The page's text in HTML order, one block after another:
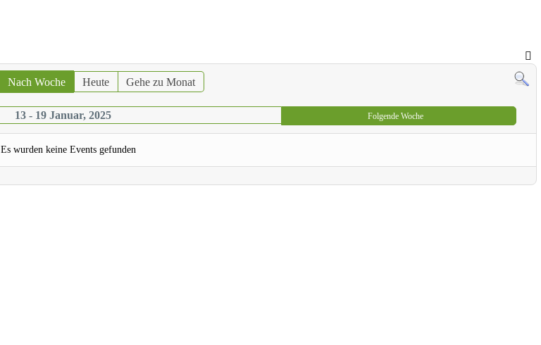
Nach Woche Heute Gehe zu Monat
13 - 19 Januar, 2025 Folgende Woche
Es wurden keine Events gefunden